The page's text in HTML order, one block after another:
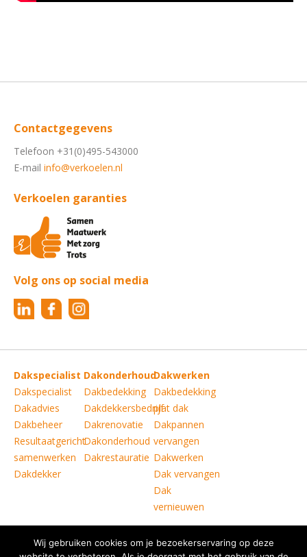
Contactgegevens
Telefoon +31(0)495-543000
E-mail info@verkoelen.nl
Verkoelen garanties
Volg ons op social media
Dakspecialist
Dakspecialist
Dakadvies
Dakbeheer
Resultaatgericht
samenwerken
Dakdekker
Dakonderhoud
Dakbedekking
Dakdekkersbedrijf
Dakrenovatie
Dakonderhoud
Dakrestauratie
Dakwerken
Dakbedekking
plat dak
Dakpannen
vervangen
Dakwerken
Dak vervangen
Dak
vernieuwen
Wij gebruiken cookies om je bezoekerservaring op deze